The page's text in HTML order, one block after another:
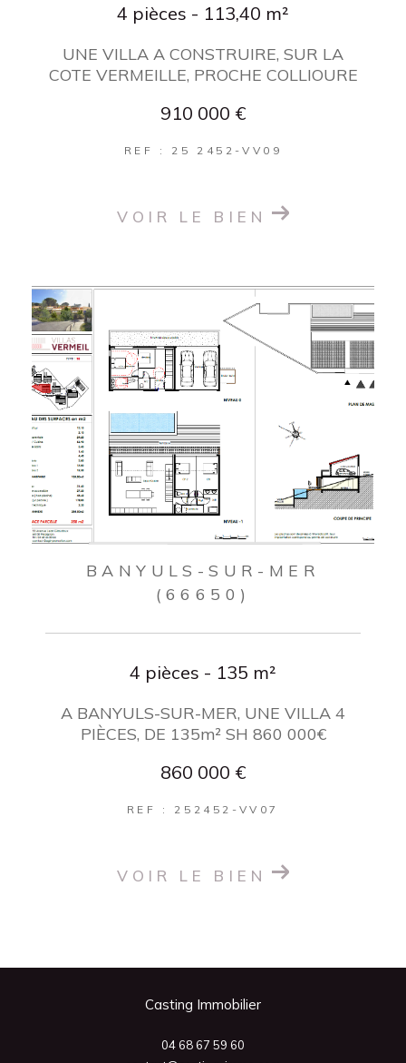
4 pièces - 113,40 m²
UNE VILLA A CONSTRUIRE, SUR LA
COTE VERMEILLE, PROCHE COLLIOURE
910 000 €
REF : 25 2452-VV09
VOIR LE BIEN
BANYULS-SUR-MER
(66650)
4 pièces - 135 m²
A BANYULS-SUR-MER, UNE VILLA 4
PIÈCES, DE 135m² SH 860 000€
860 000 €
REF : 252452-VV07
VOIR LE BIEN
Casting Immobilier
04 68 67 59 60